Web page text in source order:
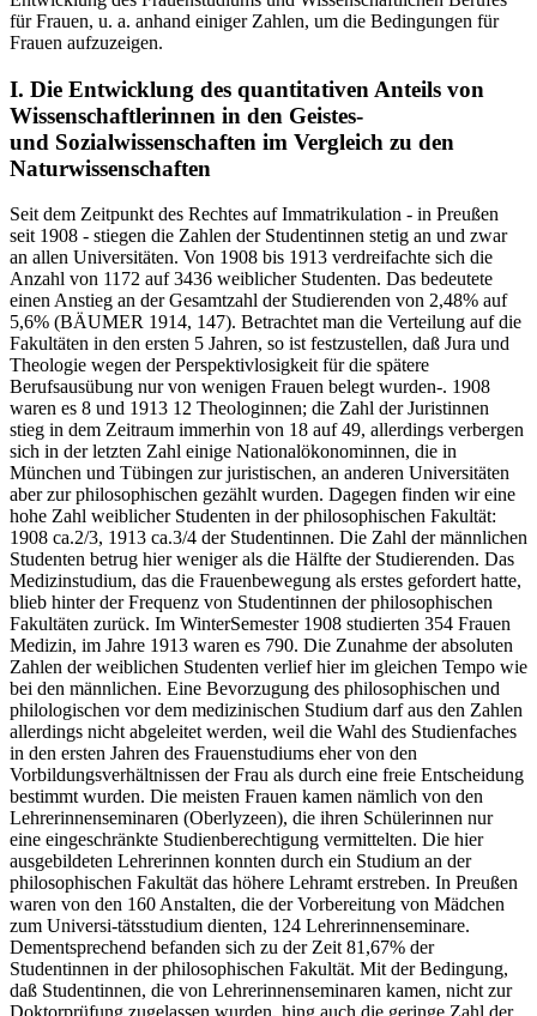
für Frauen, u. a. anhand einiger Zahlen, um die Bedingungen für
Frauen aufzuzeigen.
I. Die Entwicklung des quantitativen Anteils von
Wissenschaftlerinnen in den Geistes-
und Sozialwissenschaften im Vergleich zu den
Naturwissenschaften
Seit dem Zeitpunkt des Rechtes auf Immatrikulation - in Preußen
seit 1908 - stiegen die Zahlen der Studentinnen stetig an und zwar
an allen Universitäten. Von 1908 bis 1913 verdreifachte sich die
Anzahl von 1172 auf 3436 weiblicher Studenten. Das bedeutete
einen Anstieg an der Gesamtzahl der Studierenden von 2,48% auf
5,6% (BÄUMER 1914, 147). Betrachtet man die Verteilung auf die
Fakultäten in den ersten 5 Jahren, so ist festzustellen, daß Jura und
Theologie wegen der Perspektivlosigkeit für die spätere
Berufsausübung nur von wenigen Frauen belegt wurden-. 1908
waren es 8 und 1913 12 Theologinnen; die Zahl der Juristinnen
stieg in dem Zeitraum immerhin von 18 auf 49, allerdings verbergen
sich in der letzten Zahl einige Nationalökonominnen, die in
München und Tübingen zur juristischen, an anderen Universitäten
aber zur philosophischen gezählt wurden. Dagegen finden wir eine
hohe Zahl weiblicher Studenten in der philosophischen Fakultät:
1908 ca.2/3, 1913 ca.3/4 der Studentinnen. Die Zahl der männlichen
Studenten betrug hier weniger als die Hälfte der Studierenden. Das
Medizinstudium, das die Frauenbewegung als erstes gefordert hatte,
blieb hinter der Frequenz von Studentinnen der philosophischen
Fakultäten zurück. Im WinterSemester 1908 studierten 354 Frauen
Medizin, im Jahre 1913 waren es 790. Die Zunahme der absoluten
Zahlen der weiblichen Studenten verlief hier im gleichen Tempo wie
bei den männlichen. Eine Bevorzugung des philosophischen und
philologischen vor dem medizinischen Studium darf aus den Zahlen
allerdings nicht abgeleitet werden, weil die Wahl des Studienfaches
in den ersten Jahren des Frauenstudiums eher von den
Vorbildungsverhältnissen der Frau als durch eine freie Entscheidung
bestimmt wurden. Die meisten Frauen kamen nämlich von den
Lehrerinnenseminaren (Oberlyzeen), die ihren Schülerinnen nur
eine eingeschränkte Studienberechtigung vermittelten. Die hier
ausgebildeten Lehrerinnen konnten durch ein Studium an der
philosophischen Fakultät das höhere Lehramt erstreben. In Preußen
waren von den 160 Anstalten, die der Vorbereitung von Mädchen
zum Universi-tätsstudium dienten, 124 Lehrerinnenseminare.
Dementsprechend befanden sich zu der Zeit 81,67% der
Studentinnen in der philosophischen Fakultät. Mit der Bedingung,
daß Studentinnen, die von Lehrerinnenseminaren kamen, nicht zur